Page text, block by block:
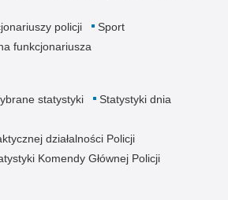
policji
Sport
funkcjonariusza
statystyki
Statystyki dnia
działalności Policji
Komendy Głównej Policji